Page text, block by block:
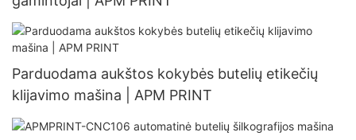
Parduodama aukštos kokybės butelių etikečių
klijavimo mašina | APM PRINT